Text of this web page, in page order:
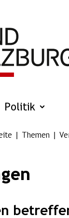
Politik
Themen